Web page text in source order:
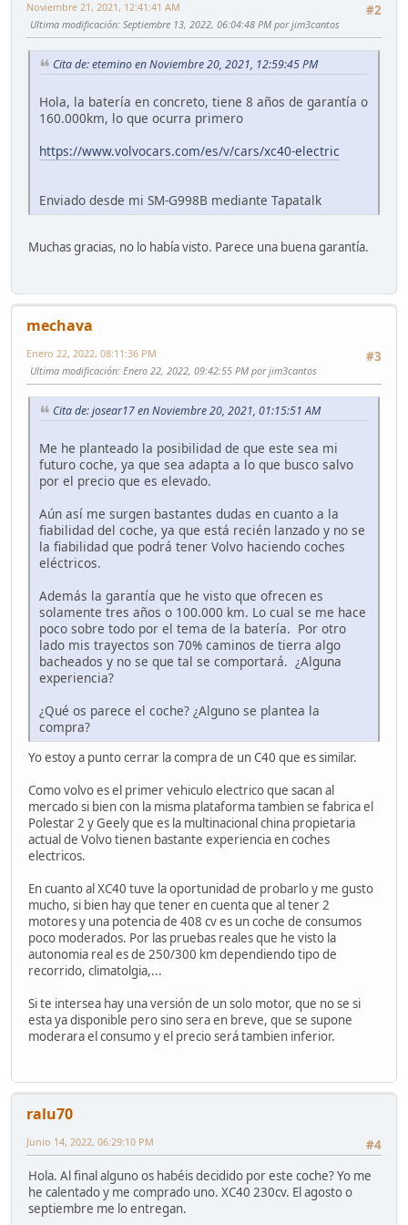
#2
Noviembre 21, 2021, 12:41:41 AM
Ultima modificación: Septiembre 13, 2022, 06:04:48 PM por jim3cantos
Cita de: etemino en Noviembre 20, 2021, 12:59:45 PM
Hola, la batería en concreto, tiene 8 años de garantía o
160.000km, lo que ocurra primero
https://www.volvocars.com/es/v/cars/xc40-electric
Enviado desde mi SM-G998B mediante Tapatalk
Muchas gracias, no lo había visto. Parece una buena garantía.
mechava
#3
Enero 22, 2022, 08:11:36 PM
Ultima modificación: Enero 22, 2022, 09:42:55 PM por jim3cantos
Cita de: josear17 en Noviembre 20, 2021, 01:15:51 AM
Me he planteado la posibilidad de que este sea mi
futuro coche, ya que sea adapta a lo que busco salvo
por el precio que es elevado.
Aún así me surgen bastantes dudas en cuanto a la
fiabilidad del coche, ya que está recién lanzado y no se
la fiabilidad que podrá tener Volvo haciendo coches
eléctricos.
Además la garantía que he visto que ofrecen es
solamente tres años o 100.000 km. Lo cual se me hace
poco sobre todo por el tema de la batería. Por otro
lado mis trayectos son 70% caminos de tierra algo
bacheados y no se que tal se comportará. ¿Alguna
experiencia?
¿Qué os parece el coche? ¿Alguno se plantea la
compra?
Yo estoy a punto cerrar la compra de un C40 que es similar.
Como volvo es el primer vehiculo electrico que sacan al
mercado si bien con la misma plataforma tambien se fabrica el
Polestar 2 y Geely que es la multinacional china propietaria
actual de Volvo tienen bastante experiencia en coches
electricos.
En cuanto al XC40 tuve la oportunidad de probarlo y me gusto
mucho, si bien hay que tener en cuenta que al tener 2
motores y una potencia de 408 cv es un coche de consumos
poco moderados. Por las pruebas reales que he visto la
autonomia real es de 250/300 km dependiendo tipo de
recorrido, climatolgia,...
Si te intersea hay una versión de un solo motor, que no se si
esta ya disponible pero sino sera en breve, que se supone
moderara el consumo y el precio será tambien inferior.
ralu70
#4
Junio 14, 2022, 06:29:10 PM
Hola. Al final alguno os habéis decidido por este coche? Yo me
he calentado y me comprado uno. XC40 230cv. El agosto o
septiembre me lo entregan.